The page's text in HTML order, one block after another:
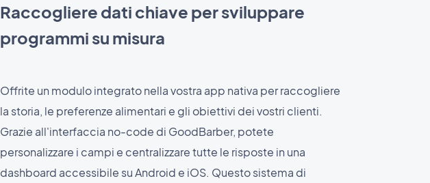
Raccogliere dati chiave per sviluppare
programmi su misura
Offrite un modulo integrato nella vostra app nativa per raccogliere
la storia, le preferenze alimentari e gli obiettivi dei vostri clienti.
Grazie all'interfaccia no-code di GoodBarber, potete
personalizzare i campi e centralizzare tutte le risposte in una
dashboard accessibile su Android e iOS. Questo sistema di